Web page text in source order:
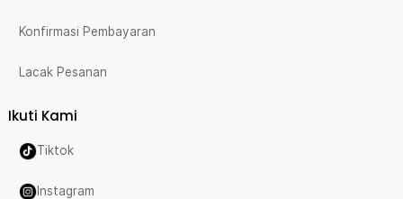
Konfirmasi Pembayaran
Lacak Pesanan
Ikuti Kami
Tiktok
Instagram